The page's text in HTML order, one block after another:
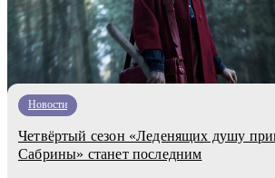
Новости
Четвёртый сезон «Леденящих душу
Сабрины» станет последним